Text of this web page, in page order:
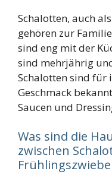
Schalotten, auch
gehören zur
sind eng mit der
sind mehrjährig
Schalotten sind für
Geschmack
Saucen und
Was sind die
zwischen